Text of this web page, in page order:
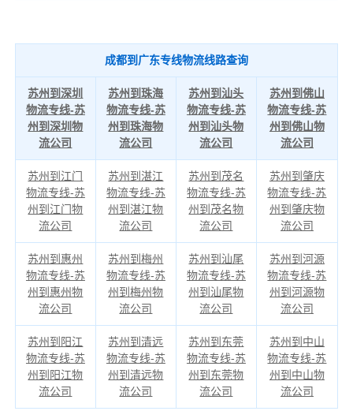
成都到广东专线物流线路查询
苏州到深圳
物流专线-苏
州到深圳物
流公司
苏州到珠海
物流专线-苏
州到珠海物
流公司
苏州到汕头
物流专线-苏
州到汕头物
流公司
苏州到佛山
物流专线-苏
州到佛山物
流公司
苏州到江门
物流专线-苏
州到江门物
流公司
苏州到湛江
物流专线-苏
州到湛江物
流公司
苏州到茂名
物流专线-苏
州到茂名物
流公司
苏州到肇庆
物流专线-苏
州到肇庆物
流公司
苏州到惠州
物流专线-苏
州到惠州物
流公司
苏州到梅州
物流专线-苏
州到梅州物
流公司
苏州到汕尾
物流专线-苏
州到汕尾物
流公司
苏州到河源
物流专线-苏
州到河源物
流公司
苏州到阳江
物流专线-苏
州到阳江物
流公司
苏州到清远
物流专线-苏
州到清远物
流公司
苏州到东莞
物流专线-苏
州到东莞物
流公司
苏州到中山
物流专线-苏
州到中山物
流公司